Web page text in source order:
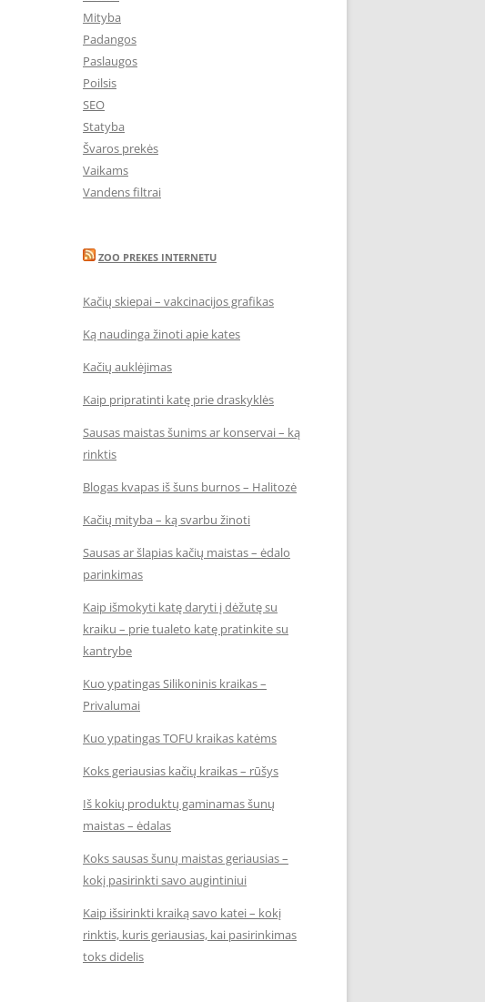
Mityba
Padangos
Paslaugos
Poilsis
SEO
Statyba
Švaros prekės
Vaikams
Vandens filtrai
ZOO PREKES INTERNETU
Kačių skiepai – vakcinacijos grafikas
Ką naudinga žinoti apie kates
Kačių auklėjimas
Kaip pripratinti katę prie draskyklės
Sausas maistas šunims ar konservai – ką
rinktis
Blogas kvapas iš šuns burnos – Halitozė
Kačių mityba – ką svarbu žinoti
Sausas ar šlapias kačių maistas – ėdalo
parinkimas
Kaip išmokyti katę daryti į dėžutę su
kraiku – prie tualeto katę pratinkite su
kantrybe
Kuo ypatingas Silikoninis kraikas –
Privalumai
Kuo ypatingas TOFU kraikas katėms
Koks geriausias kačių kraikas – rūšys
Iš kokių produktų gaminamas šunų
maistas – ėdalas
Koks sausas šunų maistas geriausias –
kokį pasirinkti savo augintiniui
Kaip išsirinkti kraiką savo katei – kokį
rinktis, kuris geriausias, kai pasirinkimas
toks didelis